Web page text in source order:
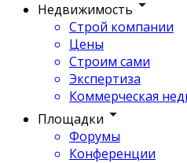
Недвижимость
Строй компании
Цены
Строим сами
Экспертиза
Коммерческая
Площадки
Форумы
Конференции